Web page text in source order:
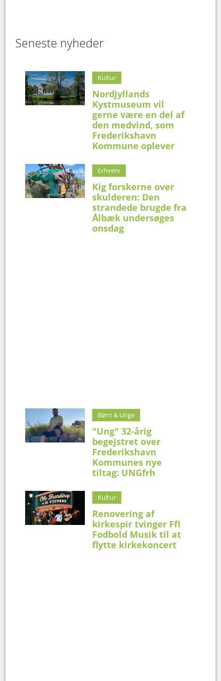
Seneste nyheder
Kultur
Nordjyllands
Kystmuseum vil
gerne være en del af
den medvind, som
Frederikshavn
Kommune oplever
Erhverv
Kig forskerne over
skulderen: Den
strandede brugde fra
Ålbæk undersøges
onsdag
Børn & Unge
"Ung" 32-årig
begejstret over
Frederikshavn
Kommunes nye
tiltag: UNGfrh
Kultur
Renovering af
kirkespir tvinger FfI
Fodbold Musik til at
flytte kirkekoncert